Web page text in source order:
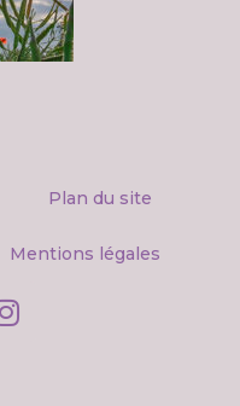
Plan du site
Mentions légales